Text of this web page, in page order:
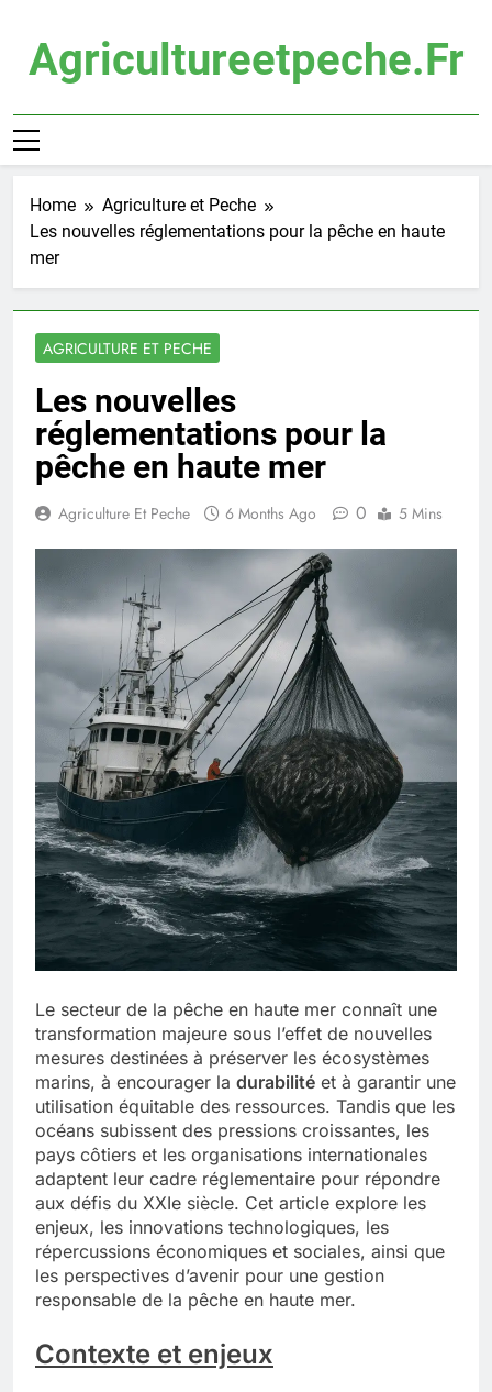
contentAgricultureetpeche.fr
Home
Agriculture et Peche
Les nouvelles réglementations pour la pêche en haute
mer
AGRICULTURE ET PECHE
Les nouvelles
réglementations pour la
pêche en haute mer
Agriculture Et Peche 6 Months Ago 0 5 Mins
Le secteur de la pêche en haute mer connaît une
transformation majeure sous l’effet de nouvelles
mesures destinées à préserver les écosystèmes
marins, à encourager la durabilité et à garantir une
utilisation équitable des ressources. Tandis que les
océans subissent des pressions croissantes, les
pays côtiers et les organisations internationales
adaptent leur cadre réglementaire pour répondre
aux défis du XXIe siècle. Cet article explore les
enjeux, les innovations technologiques, les
répercussions économiques et sociales, ainsi que
les perspectives d’avenir pour une gestion
responsable de la pêche en haute mer.
Contexte et enjeux